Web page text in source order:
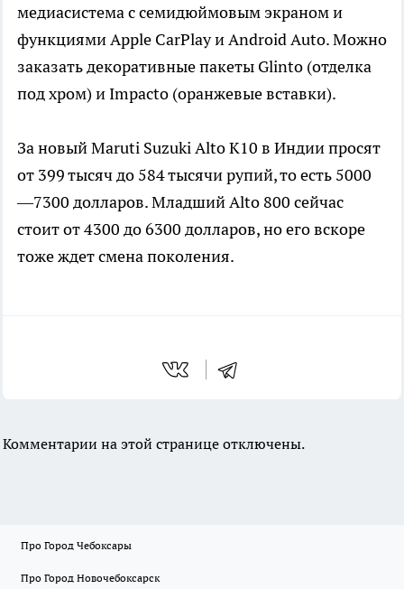
медиасистема с семидюймовым экраном и
функциями Apple CarPlay и Android Auto. Можно
заказать декоративные пакеты Glinto (отделка
под хром) и Impacto (оранжевые вставки).
За новый Maruti Suzuki Alto K10 в Индии просят
от 399 тысяч до 584 тысячи рупий, то есть 5000
—7300 долларов. Младший Alto 800 сейчас
стоит от 4300 до 6300 долларов, но его вскоре
тоже ждет смена поколения.
Комментарии на этой странице отключены.
Про Город Чебоксары
Про Город Новочебоксарск